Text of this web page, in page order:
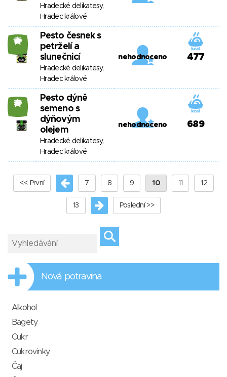
Hradecké delikatesy,
Hradec králové
26
Pesto česnek s
petrželí a
slunečnicí
Hradecké delikatesy,
Hradec králové
nehodnoceno 477
26
Pesto dýně
semeno s
dýňovým
olejem
Hradecké delikatesy,
Hradec králové
nehodnoceno 689
<< První 7 8 9 10 11 12
13 Poslední >>
Nová potravina
Alkohol
Bagety
Cukr
Cukrovinky
Čaj